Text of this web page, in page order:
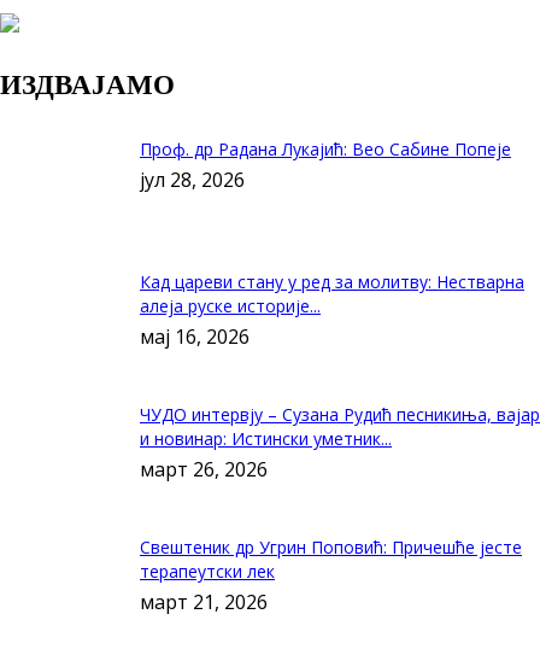
ИЗДВАЈАМО
Проф. др Радана Лукајић: Вео Сабине Попеје
јул 28, 2026
Кад цареви стану у ред за молитву: Нестварна
алеја руске историје...
мај 16, 2026
ЧУДО интервју – Сузана Рудић песникиња, вајар
и новинар: Истински уметник...
март 26, 2026
Свештеник др Угрин Поповић: Причешће јесте
терапеутски лек
март 21, 2026